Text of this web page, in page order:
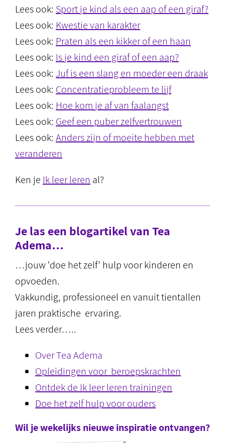
Lees ook: Sport je kind als een aap of een giraf?
Lees ook: Kwestie van karakter
Lees ook: Praten als een kikker of een haan
Lees ook: Is je kind een giraf of een aap?
Lees ook: Juf is een slang en moeder een draak
Lees ook: Concentratieprobleem te lijf
Lees ook: Hoe kom je af van faalangst
Lees ook: Geef een puber zelfvertrouwen
Lees ook: Anders zijn of moeite hebben met
veranderen
Ken je Ik leer leren al?
Je las een blogartikel van Tea
Adema…
…jouw ‘doe het zelf’ hulp voor kinderen en
opvoeden.
Vakkundig, professioneel en vanuit tientallen
jaren praktische ervaring.
Lees verder…..
Over Tea Adema
Opleidingen voor beroepskrachten
Ontdek de Ik leer leren trainingen
Doe het zelf hulp voor ouders
Wil je wekelijks nieuwe inspiratie ontvangen?